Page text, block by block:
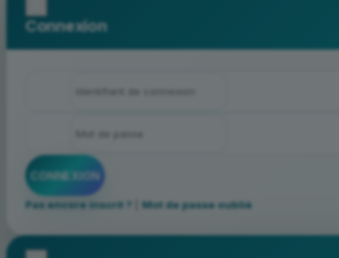
Connexion
Pas encore inscrit ? Mot de passe oublié